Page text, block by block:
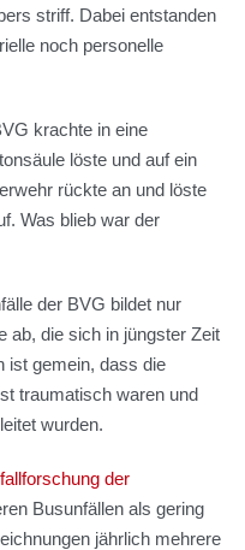
striff. Dabei entstanden
noch personelle
krachte in eine
löste und auf ein
rückte an und löste
Was blieb war der
der BVG bildet nur
ab, die sich in jüngster Zeit
ist gemein, dass die
traumatisch waren und
wurden.
der
Busunfällen als gering
jährlich mehrere